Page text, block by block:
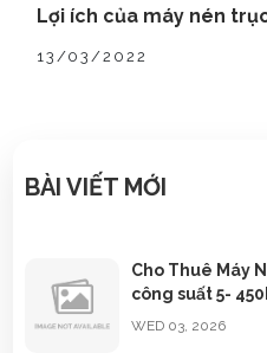
Lợi ích của máy nén
13/03/2022
BÀI VIẾT MỚI
Cho Thuê Máy
công suất 5-
WED 03, 2026